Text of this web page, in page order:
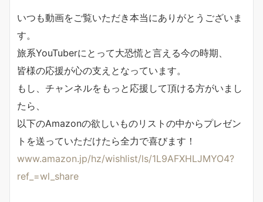
いつも動画をご覧いただき本当にありがとうございま
す。
旅系YouTuberにとって大恐慌と言える今の時期、
皆様の応援が心の支えとなっています。
もし、チャンネルをもっと応援して頂ける方がいまし
たら、
以下のAmazonの欲しいものリストの中からプレゼン
トを送っていただけたら全力で喜びます！
www.amazon.jp/hz/wishlist/ls/1L9AFXHLJMYO4?
ref_=wl_share